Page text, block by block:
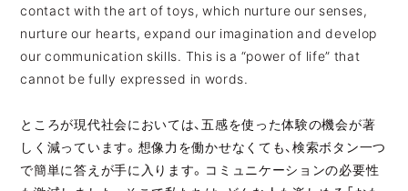
contact with the art of toys, which nurture our senses,
nurture our hearts, expand our imagination and develop
our communication skills. This is a “power of life” that
cannot be fully expressed in words.
ところが現代社会においては、五感を使った体験の機会が著
しく減っています。想像力を働かせなくても、検索ボタン一つ
で簡単に答えが手に入ります。コミュニケーションの必要性